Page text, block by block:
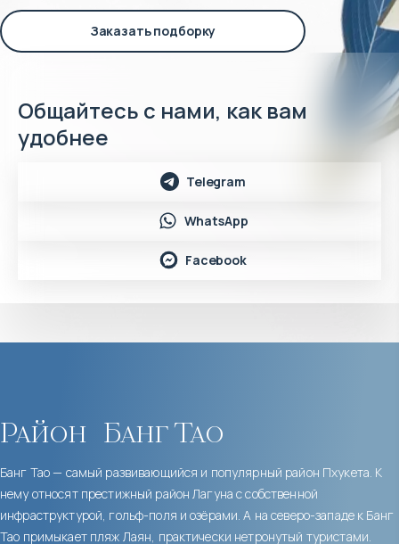
Заказать подборку
Общайтесь с нами, как вам
удобнее
Telegram
WhatsApp
Facebook
Район Банг Тао
Банг Тао — самый развивающийся и популярный район Пхукета. К
нему относят престижный район Лагуна с собственной
инфраструктурой, гольф-поля и озёрами. А на северо-западе к Банг
Тао примыкает пляж Лаян, практически нетронутый туристами.